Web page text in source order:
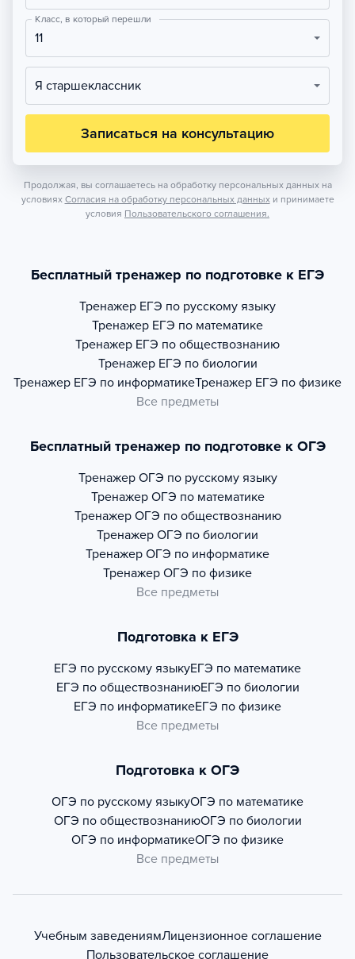
Класс, в который перешли
11
Я старшеклассник
Записаться на консультацию
Продолжая, вы соглашаетесь на обработку персональных данных на
условиях Согласия на обработку персональных данных и принимаете
условия Пользовательского соглашения.
Бесплатный тренажер по подготовке к ЕГЭ
Тренажер ЕГЭ по русскому языку
Тренажер ЕГЭ по математике
Тренажер ЕГЭ по обществознанию
Тренажер ЕГЭ по биологии
Тренажер ЕГЭ по информатикеТренажер ЕГЭ по физике
Все предметы
Бесплатный тренажер по подготовке к ОГЭ
Тренажер ОГЭ по русскому языку
Тренажер ОГЭ по математике
Тренажер ОГЭ по обществознанию
Тренажер ОГЭ по биологии
Тренажер ОГЭ по информатике
Тренажер ОГЭ по физике
Все предметы
Подготовка к ЕГЭ
ЕГЭ по русскому языкуЕГЭ по математике
ЕГЭ по обществознаниюЕГЭ по биологии
ЕГЭ по информатикеЕГЭ по физике
Все предметы
Подготовка к ОГЭ
ОГЭ по русскому языкуОГЭ по математике
ОГЭ по обществознаниюОГЭ по биологии
ОГЭ по информатикеОГЭ по физике
Все предметы
Учебным заведениямЛицензионное соглашение
Пользовательское соглашение